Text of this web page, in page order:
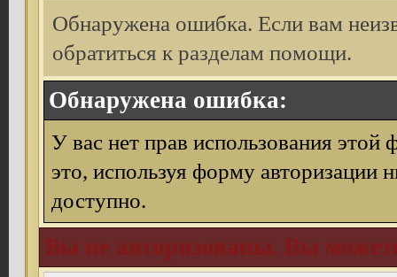
Обнаружена ошибка. Если вам
обратиться к разделам помощи.
Обнаружена ошибка:
У вас нет прав использования этой
это, используя форму авторизации
доступно.
Вы не авторизованы. Вы